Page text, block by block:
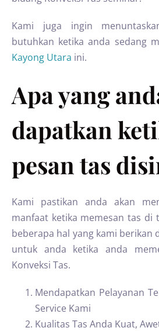
Kami juga ingin
butuhkan ketika anda sedang
Kayong Utara ini.
Apa yang
dapatkan
pesan tas
Kami pastikan anda akan
manfaat ketika memesan tas di
beberapa hal yang kami berikan
untuk anda ketika anda
Konveksi Tas.
Mendapatkan Pelayanan
Service Kami
Kualitas Tas Anda Kuat,